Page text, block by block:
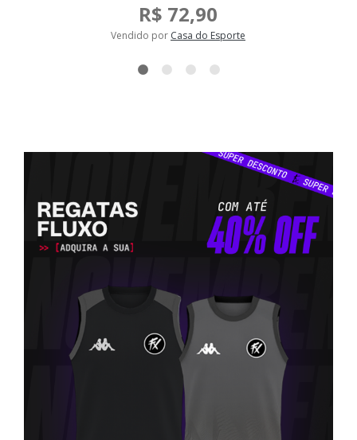
R$ 72,90
Vendido por Casa do Esporte